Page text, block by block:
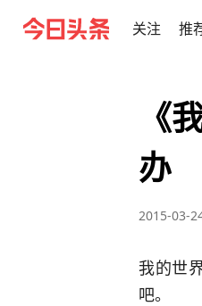
关注 推
《
办
2015-03-
我的世
吧。